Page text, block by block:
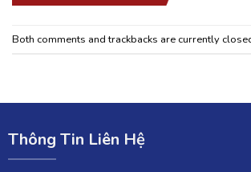
Both comments and trackbacks are currently
Thông Tin Liên Hệ